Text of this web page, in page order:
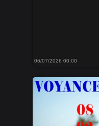
06/07/2026 00:00